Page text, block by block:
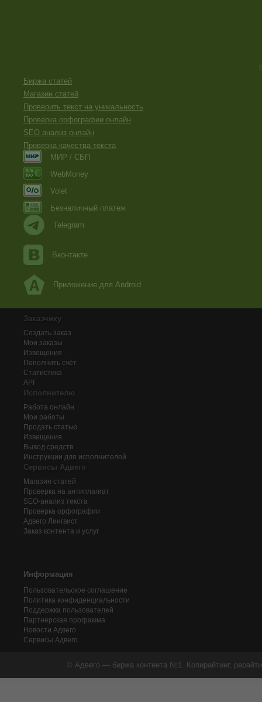
Биржа статей
Магазин статей
Проверить текст на уникальность
Проверка орфографии онлайн
SEO анализ онлайн
Проверка качества текста
МИР / СБП
WebMoney
Volet
Безналичный платеж
Telegram
Вконтакте
Приложение для Android
Заказчику
Создать заказ
Мои заказы
Извещения
Пополнить счёт
Статистика
API
Исполнителю
Работа онлайн
Мои работы
Продать статью
Извещения
Вывод средств
Инструкции для исполнителей
Сервисы Адвего
Магазин статей
Проверка на антиплагиат
SEO-анализ текста
Проверка орфографии
Адвего Лингвист
Заказ контента и услуг
Информация
Пользовательское соглашение
Политика конфиденциальности
Поддержка пользователей
Партнерская программа
Новости Адвего
Сервисы Адвего
© Адвего — биржа контента №1. Копирайтинг,